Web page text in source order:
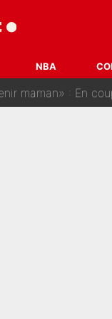
NBA
Da Silva et
: Il refuse de faire
Antoine Dupont, Iris